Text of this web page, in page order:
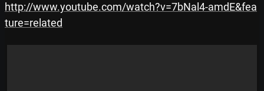
http://www.youtube.com/watch?v=7bNal4-amdE&fea
ture=related